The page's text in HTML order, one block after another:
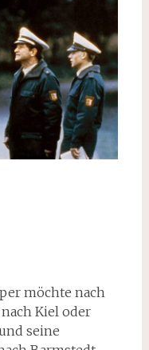
möchte nach
Kiel oder
seine